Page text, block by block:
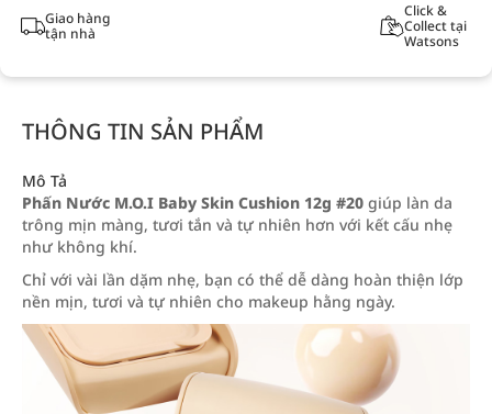
Giao hàng
tận nhà
Click &
Collect tại
Watsons
THÔNG TIN SẢN PHẨM
Mô Tả
Phấn Nước M.O.I Baby Skin Cushion 12g #20 giúp làn da
trông mịn màng, tươi tắn và tự nhiên hơn với kết cấu nhẹ
như không khí.
Chỉ với vài lần dặm nhẹ, bạn có thể dễ dàng hoàn thiện lớp
nền mịn, tươi và tự nhiên cho makeup hằng ngày.